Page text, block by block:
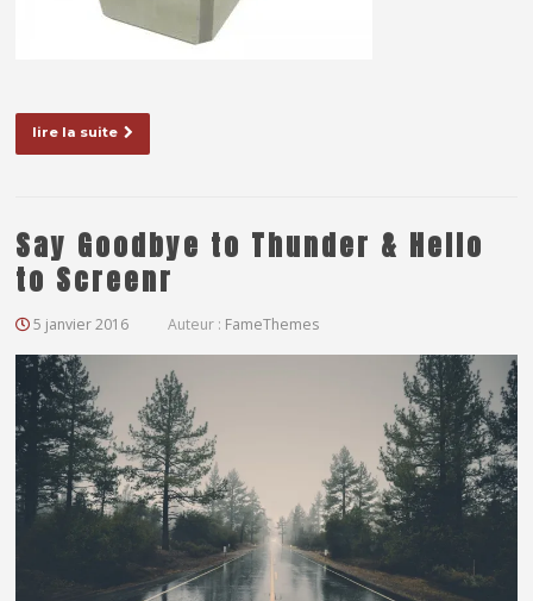
lire la suite
Say Goodbye to Thunder & Hello
to Screenr
5 janvier 2016 Auteur : FameThemes